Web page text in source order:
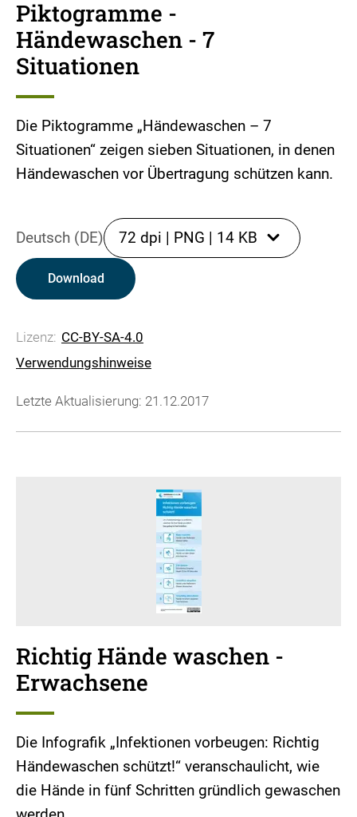
Piktogramme -
Händewaschen - 7
Situationen
Die Piktogramme „Händewaschen – 7
Situationen“ zeigen sieben Situationen, in denen
Händewaschen vor Übertragung schützen kann.
Deutsch (DE) 72 dpi | PNG | 14 KB
Download
Lizenz: CC-BY-SA-4.0
Verwendungshinweise
Letzte Aktualisierung: 21.12.2017
Richtig Hände waschen -
Erwachsene
Die Infografik „Infektionen vorbeugen: Richtig
Händewaschen schützt!“ veranschaulicht, wie
die Hände in fünf Schritten gründlich gewaschen